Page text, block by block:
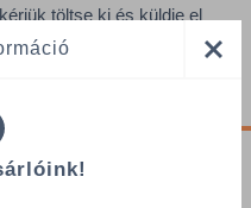
töltse ki és küldje el